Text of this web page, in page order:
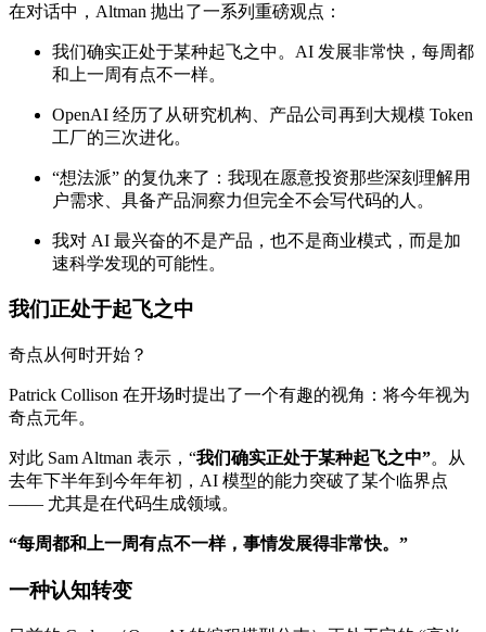
在对话中，Altman 抛出了一系列重磅观点：
我们确实正处于某种起飞之中。AI 发展非常快，每周都
和上一周有点不一样。
OpenAI 经历了从研究机构、产品公司再到大规模 Token
工厂的三次进化。
“想法派” 的复仇来了：我现在愿意投资那些深刻理解用
户需求、具备产品洞察力但完全不会写代码的人。
我对 AI 最兴奋的不是产品，也不是商业模式，而是加
速科学发现的可能性。
我们正处于起飞之中
奇点从何时开始？
Patrick Collison 在开场时提出了一个有趣的视角：将今年视为
奇点元年。
对此 Sam Altman 表示，“我们确实正处于某种起飞之中”。从
去年下半年到今年年初，AI 模型的能力突破了某个临界点
—— 尤其是在代码生成领域。
“每周都和上一周有点不一样，事情发展得非常快。”
一种认知转变